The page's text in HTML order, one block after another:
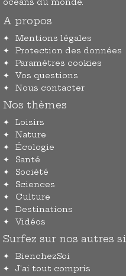
A propos
Mentions légales
Protection des données
Paramètres cookies
Vos questions
Nous contacter
Nos thèmes
Loisirs
Nature
Écologie
Santé
Société
Sciences
Culture
Destinations
Vidéos
Surfez sur nos autres
BienchezSoi
J'ai tout compris